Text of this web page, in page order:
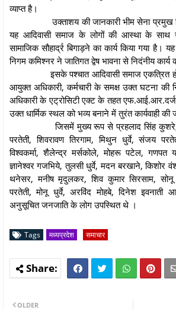
व्याप्त है।
उक्ताशय की जानकारी भीम सेना
यह आदिवासी समाज के लोगों की आस्था के
सामाजिक सौहार्द्र बिगाड़ने का कार्य किया गया है।
निगम कमिश्नर ने जातिगत द्वेष भावना से निदंनीय कार्य
इसके पश्चात आदिवासी समाज
आयुक्त अधिकारी, कर्मचारी के समक्ष उक्त घटना की
अधिकारी के एट्रोसिटी एक्ट के तहत एफ.आई.आर.दर्ज
उक्त धार्मिक स्थल को भव्य बनाने में तुरंत कार्यवाही की
जिसमें मुख्य रूप से प्रहलाद सिंह कुशरे,
परतेती, शिवरावण तिरगाम, मिथुन धुर्वे, संजय
विश्वकर्मा, शैलेन्द्र मर्सकोले, मोहरू पटेल, गणपत
ज्ञानेश्वर गजभिये, तुलसी धुर्वे, मदन बरखाने, किशोर
थनेसर, मनीष मृदुलकर, शिव कुमार सिरसाम,
परतेती, मोनू धुर्वे, अरविंद मोहबे, दिनेश इवनाती
अनुसूचित जनजाति के लोग उपस्थित थे ।
Tags मध्यप्रदेश समाचार
OLDER